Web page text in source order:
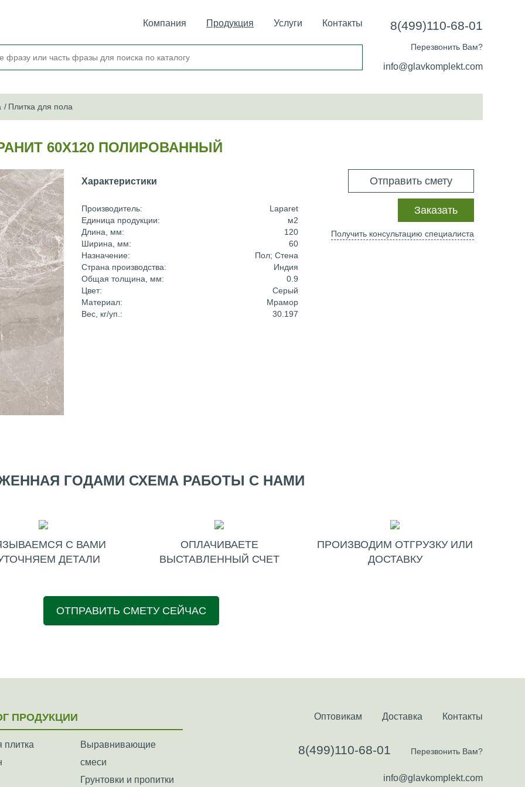
Компания Продукция Услуги Контакты 8(499)110-68-01
Перезвонить Вам?
info@glavkomplekt.com
Плитка для пола
60Х120 ПОЛИРОВАННЫЙ
Характеристики
Производитель:
Laparet
Единица продукции:
м2
Длина, мм:
120
Ширина, мм:
60
Назначение:
Пол; Стена
Страна производства:
Индия
Общая толщина, мм:
0.9
Цвет:
Серый
Материал:
Мрамор
Вес, кг/уп.:
30.197
Отправить смету
Заказать
Получить консультацию специалиста
ГОДАМИ СХЕМА РАБОТЫ С НАМИ
С ВАМИ
ДЕТАЛИ
ОПЛАЧИВАЕТЕ
ВЫСТАВЛЕННЫЙ СЧЕТ
ПРОИЗВОДИМ ОТГРУЗКУ ИЛИ
ДОСТАВКУ
ОТПРАВИТЬ СМЕТУ СЕЙЧАС
ПРОДУКЦИИ
плитка
Выравнивающие
смеси
Грунтовки и пропитки
Оптовикам Доставка Контакты
8(499)110-68-01 Перезвонить Вам?
info@glavkomplekt.com